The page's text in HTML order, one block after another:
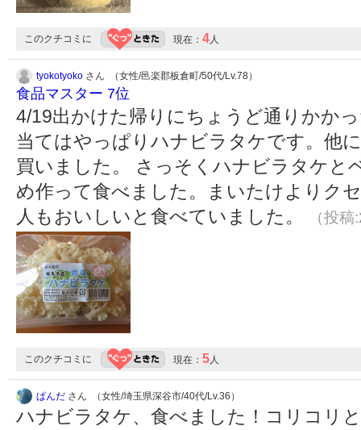
このクチコミに 現在： 4人
tyokotyoko さん （女性/邑楽郡板倉町/50代/Lv.78）
食品マスター 7位
4/19出かけた帰りにちょうど通りかか
当てはやっぱりハナビラタケです。他
買いました。 さっそくハナビラタケと
め作って食べました。まいたけよりク
人もおいしいと食べていました。
（投
このクチコミに 現在： 5人
ぱんだ さん （女性/埼玉県深谷市/40代/Lv.36）
ハナビラタケ、食べました！コリコリ